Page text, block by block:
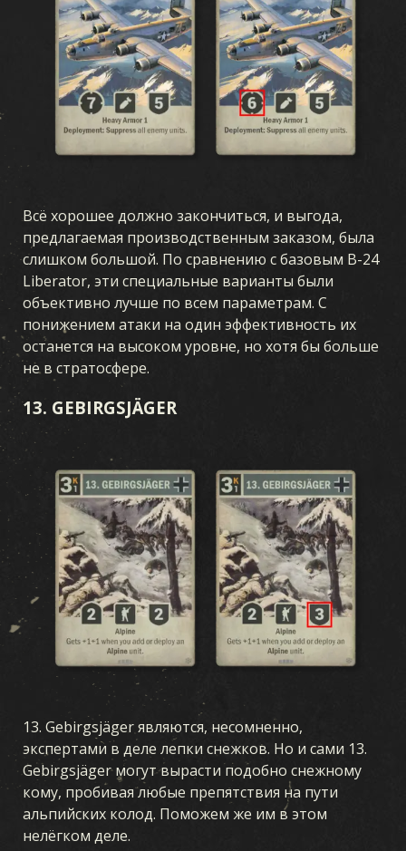
Всё хорошее должно закончиться, и выгода,
предлагаемая производственным заказом, была
слишком большой. По сравнению с базовым B-24
Liberator, эти специальные варианты были
объективно лучше по всем параметрам. С
понижением атаки на один эффективность их
останется на высоком уровне, но хотя бы больше
не в стратосфере.
13. GEBIRGSJÄGER
13. Gebirgsjäger являются, несомненно,
экспертами в деле лепки снежков. Но и сами 13.
Gebirgsjäger могут вырасти подобно снежному
кому, пробивая любые препятствия на пути
альпийских колод. Поможем же им в этом
нелёгком деле.